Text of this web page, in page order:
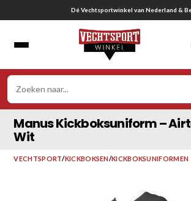
naar
Gratis verzending vanaf € 75,-
Manus Kickboksuniform –
Wit
VECHTSPORT/KICKBOKSEN/KICKBOKSUNIFORMEN